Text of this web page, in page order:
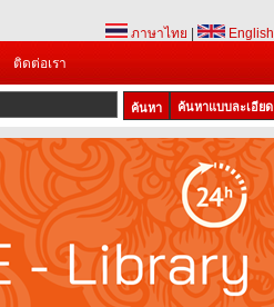
ภาษาไทย
English
ติดต่อเรา
ค้นหาแบบละเอียด